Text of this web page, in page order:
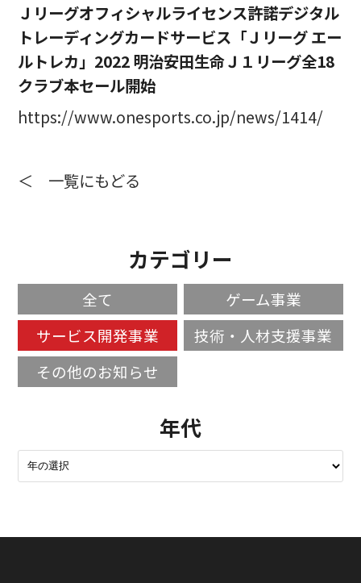
Ｊリーグオフィシャルライセンス許諾デジタル
トレーディングカードサービス「Ｊリーグ エー
ルトレカ」2022 明治安田生命Ｊ１リーグ全18
クラブ本セール開始
https://www.onesports.co.jp/news/1414/
＜ 一覧にもどる
カテゴリー
全て
ゲーム事業
サービス開発事業
技術・人材支援事業
その他のお知らせ
年代